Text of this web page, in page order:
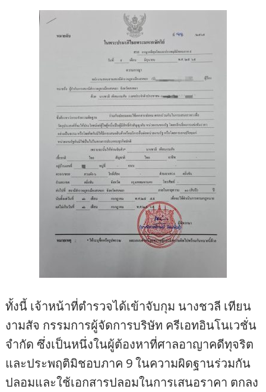
ทั้งนี้ เจ้าหน้าที่ตำรวจได้เข้าจับกุม นางชวลี เทียน
งามสัจ กรรมการผู้จัดการบริษัท ครีเอทอินโนเวชั่น
จำกัด ซึ่งเป็นหนึ่งในผู้ต้องหาที่ศาลอาญาคดีทุจริต
และประพฤติมิชอบภาค 9 ในความผิดฐานร่วมกัน
ปลอมและใช้เอกสารปลอมในการเสนอราคา ตกลง